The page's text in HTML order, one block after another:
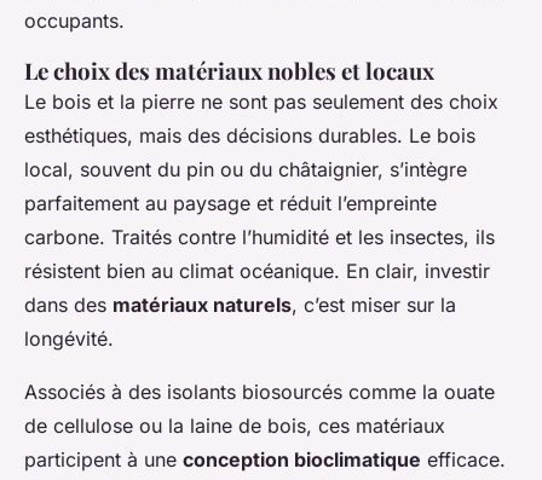
occupants.
Le choix des matériaux nobles et locaux
Le bois et la pierre ne sont pas seulement des choix
esthétiques, mais des décisions durables. Le bois
local, souvent du pin ou du châtaignier, s’intègre
parfaitement au paysage et réduit l’empreinte
carbone. Traités contre l’humidité et les insectes, ils
résistent bien au climat océanique. En clair, investir
dans des matériaux naturels, c’est miser sur la
longévité.
Associés à des isolants biosourcés comme la ouate
de cellulose ou la laine de bois, ces matériaux
participent à une conception bioclimatique efficace.